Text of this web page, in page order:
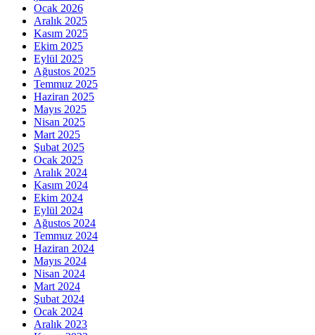
Ocak 2026
Aralık 2025
Kasım 2025
Ekim 2025
Eylül 2025
Ağustos 2025
Temmuz 2025
Haziran 2025
Mayıs 2025
Nisan 2025
Mart 2025
Şubat 2025
Ocak 2025
Aralık 2024
Kasım 2024
Ekim 2024
Eylül 2024
Ağustos 2024
Temmuz 2024
Haziran 2024
Mayıs 2024
Nisan 2024
Mart 2024
Şubat 2024
Ocak 2024
Aralık 2023